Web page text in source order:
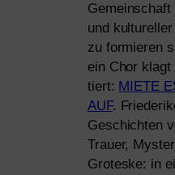
und
zu for­mie­ren
ein Chor
tiert: MIETE
AUF.
Geschichten
Trauer,
Groteske: in